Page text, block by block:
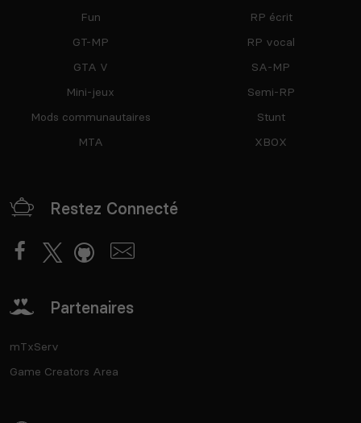
Fun
GT-MP
GTA V
Mini-jeux
Mods communautaires
MTA
RP écrit
RP vocal
SA-MP
Semi-RP
Stunt
XBOX
Restez Connecté
Partenaires
mTxServ
Game Creators Area